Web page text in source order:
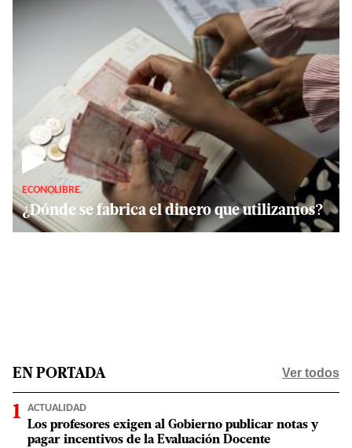
▶
ECONOLIBRE
¿Dónde se fabrica el dinero que utilizamos?
EN PORTADA Ver todos
ACTUALIDAD
Los profesores exigen al Gobierno publicar notas y
pagar incentivos de la Evaluación Docente